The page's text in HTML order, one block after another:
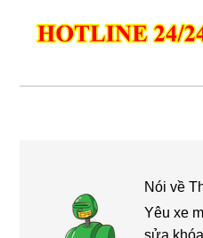
Nói về
Yêu xe
sửa